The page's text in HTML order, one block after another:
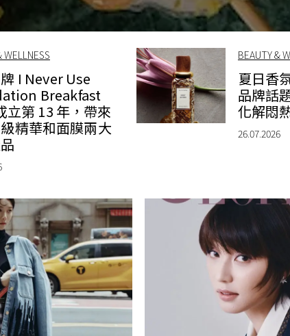
WELLNESS
I Never Use
Breakfast
立第 13 年，帶來
精華和面膜兩大
BEAUTY &
夏日香
品牌話
化解悶
26.07.2026